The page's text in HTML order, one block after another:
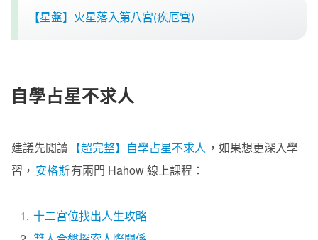
【星盤】火星落入第八宮(疾厄宮)
自學占星不求人
建議先閱讀 【超完整】自學占星不求人 ，如果想更深入學
習， 安格斯有兩門 Hahow 線上課程：
1. 十二宮位找出人生攻略